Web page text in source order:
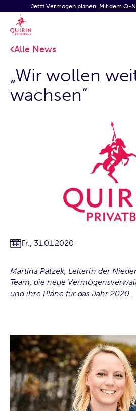
Jetzt Vermögen planen. Mit dem Q-
Alle News
„Wir wollen
wachsen“
Fr., 31.01.2020
Martina Patzek, Leiterin der
Team, die neue
und ihre Pläne für das Jahr 2020.